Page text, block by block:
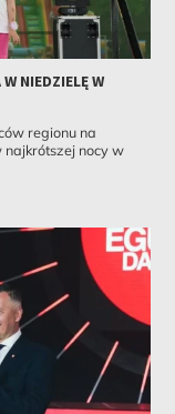
NIEDZIELĘ W
regionu na
nocy w